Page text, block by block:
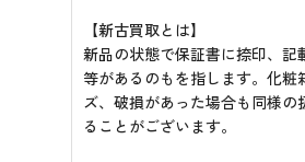
【新古買取とは】
新品の状態で保証書に捺印、記
等があるのもを指します。化粧
ズ、破損があった場合も同様の
ることがございます。